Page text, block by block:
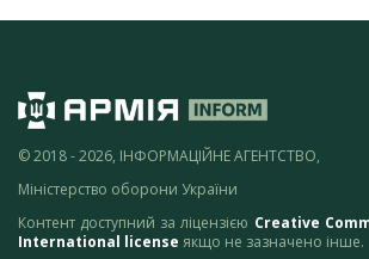
© 2018 - 2026, ІНФОРМАЦІЙНЕ АГЕНТСТВО,
Міністерство оборони України
Контент доступний за ліцензією Creative
International license якщо не зазначено інше.